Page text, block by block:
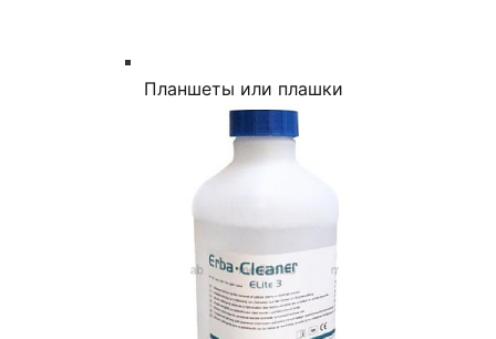
Планшеты или плашки